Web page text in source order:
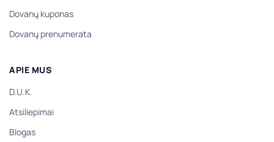
Dovanų kuponas
Dovanų prenumerata
APIE MUS
D.U.K.
Atsiliepimai
Blogas